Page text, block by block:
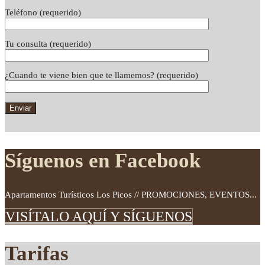
Teléfono (requerido)
Tu consulta (requerido)
¿Cuando te viene bien que te llamemos? (requerido)
Síguenos en Facebook
Apartamentos Turísticos Los Picos // PROMOCIONES, EVENTOS...
VISÍTALO AQUÍ Y SÍGUENOS
Tarifas